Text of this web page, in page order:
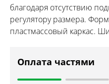
благодаря отсутствию
регулятору размера.
пластмассовый каркас.
Оплата частями